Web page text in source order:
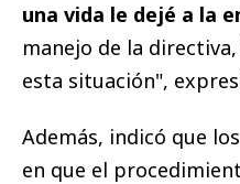
una vida le dejé a la
manejo de la
esta situación",
Además, indicó que
en que el